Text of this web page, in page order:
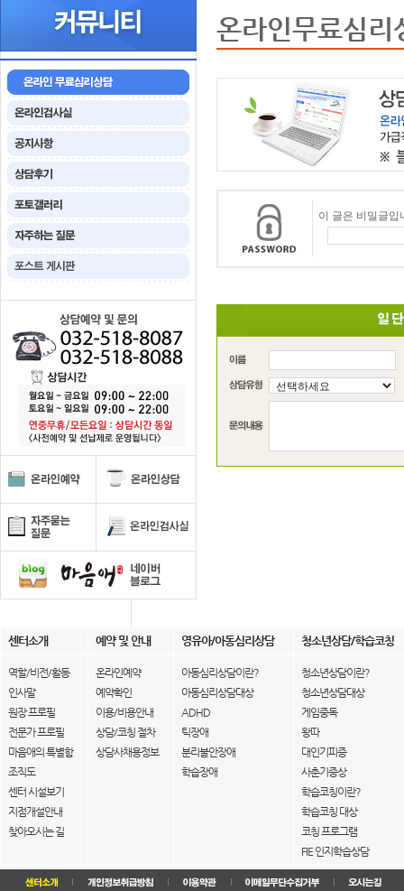
온라인무료심리
이 글은 비밀글입
센터소개 예약 및 안내 영유아/아동심리상담 청소년상담/학습코칭
역할/비전/활동
인사말
원장 프로필
전문가 프로필
마음애의 특별함
조직도
센터 시설보기
지점개설안내
찾아오시는 길
온라인예약
예약확인
이용/비용안내
상담/코칭 절차
상담사채용정보
아동심리상담이란?
아동심리상담대상
ADHD
틱장애
분리불안장애
학습장애
청소년상담이란?
청소년상담대상
게임중독
왕따
대인기피증
사춘기증상
학습코칭이란?
학습코칭 대상
코칭 프로그램
FIE 인지학습상담